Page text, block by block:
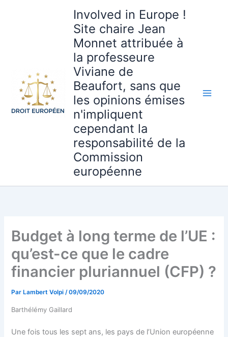
Involved in Europe !
Site chaire Jean
Monnet attribuée à
la professeure
Viviane de
Beaufort, sans que
les opinions émises
n'impliquent
cependant la
responsabilité de la
Commission
européenne
Budget à long terme de l’UE :
qu’est-ce que le cadre
financier pluriannuel (CFP) ?
Par Lambert Volpi/09/09/2020
Barthélémy Gaillard
Une fois tous les sept ans, les pays de l’Union européenne